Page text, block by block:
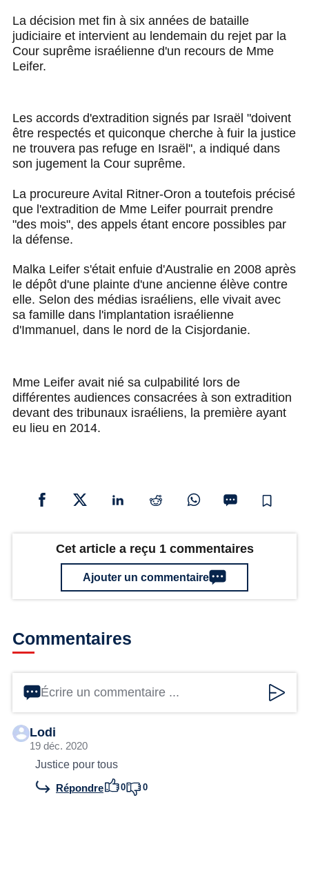
La décision met fin à six années de bataille
judiciaire et intervient au lendemain du rejet par la
Cour suprême israélienne d'un recours de Mme
Leifer.
Les accords d'extradition signés par Israël "doivent
être respectés et quiconque cherche à fuir la justice
ne trouvera pas refuge en Israël", a indiqué dans
son jugement la Cour suprême.
La procureure Avital Ritner-Oron a toutefois précisé
que l'extradition de Mme Leifer pourrait prendre
"des mois", des appels étant encore possibles par
la défense.
Malka Leifer s'était enfuie d'Australie en 2008 après
le dépôt d'une plainte d'une ancienne élève contre
elle. Selon des médias israéliens, elle vivait avec
sa famille dans l'implantation israélienne
d'Immanuel, dans le nord de la Cisjordanie.
Mme Leifer avait nié sa culpabilité lors de
différentes audiences consacrées à son extradition
devant des tribunaux israéliens, la première ayant
eu lieu en 2014.
Cet article a reçu 1 commentaires
Ajouter un commentaire
Commentaires
Écrire un commentaire ...
Lodi
19 déc. 2020
Justice pour tous
Répondre 0 0